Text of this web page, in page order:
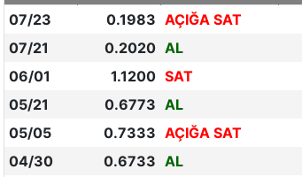
07/23 0.1983 AÇIĞA SAT
07/21
0.2020 AL
06/01
1.1200 SAT
05/21
0.6773 AL
05/05
0.7333 AÇIĞA SAT
04/30
0.6733 AL